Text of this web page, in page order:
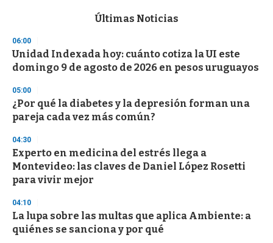
d
s
o
f
3
s
e
c
n
d
s
Últimas Noticias
06:00
Unidad Indexada hoy: cuánto cotiza la UI este
domingo 9 de agosto de 2026 en pesos uruguayos
05:00
¿Por qué la diabetes y la depresión forman una
pareja cada vez más común?
04:30
Experto en medicina del estrés llega a
Montevideo: las claves de Daniel López Rosetti
para vivir mejor
04:10
La lupa sobre las multas que aplica Ambiente: a
quiénes se sanciona y por qué